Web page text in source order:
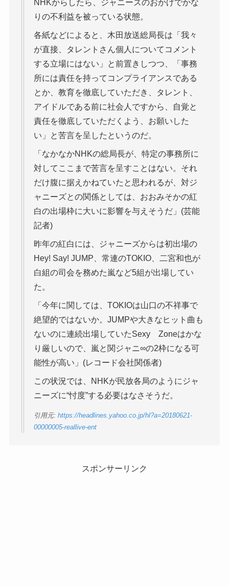
NHKからしたら、ジャニーズのおかげでかな
りの不利益を被っている状態。
各紙などによると、木田放送総局長は「我々
が直接、タレントさん個人についてコメント
する立場にはない」と前置きしつつ、「事務
所には責任を持ってコンプライアンスである
とか、教育を徹底していただき、タレント、
アイドルである前に社会人ですから、自覚と
責任を徹底していただくよう、お願いした
い」と苦言を呈したというのだ。
「なかなかNHKの総局長が、特定の事務所に
対してここまで苦言を呈すことはない。それ
だけ腹に据えかねていたと思われるが、対ジ
ャニーズとの関係としては、おおみそかの紅
白の出場枠に大いに影響を与えそうだ」(芸能
記者)
昨年の紅白には、ジャニーズからは初出場の
Hey! Say! JUMP、常連のTOKIO、二宮和也が
白組の司会を務めた嵐など5組が出場してい
た。
「今年に関しては、TOKIOは山口の不祥事で
絶望的ではないか。JUMPや大きなヒット曲も
ないのに連続出場していたSexy Zoneはかな
り厳しいので、嵐と関ジャニ∞の2枠になる可
能性が高い」(レコード会社関係者)
この状況では、NHKが民放各局のようにジャ
ニーズに“忖度”する必要はなさそうだ。
引用元: https://headlines.yahoo.co.jp/hl?a=20180621-
00000005-reallive-ent
スポンサーリンク